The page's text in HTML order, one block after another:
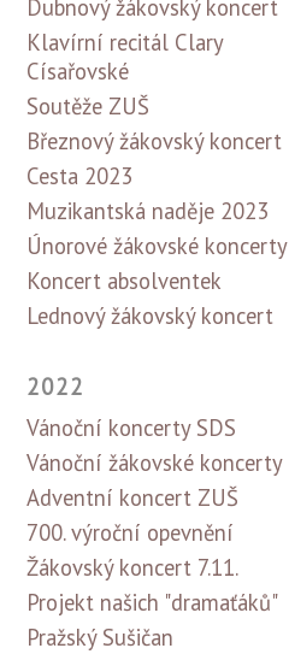
Dubnový žákovský koncert
Klavírní recitál Clary
Císařovské
Soutěže ZUŠ
Březnový žákovský koncert
Cesta 2023
Muzikantská naděje 2023
Únorové žákovské koncerty
Koncert absolventek
Lednový žákovský koncert
2022
Vánoční koncerty SDS
Vánoční žákovské koncerty
Adventní koncert ZUŠ
700. výroční opevnění
Žákovský koncert 7.11.
Projekt našich "dramaťáků"
Pražský Sušičan